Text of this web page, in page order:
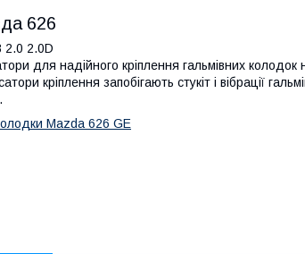
626
2.0 2.0D
для надійного кріплення гальмівних колодок
кріплення запобігають стукіт і вібрації
Mazda 626 GE